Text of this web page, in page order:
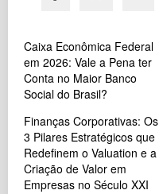
Caixa Econômica Federal
em 2026: Vale a Pena ter
Conta no Maior Banco
Social do Brasil?
Finanças Corporativas: Os
3 Pilares Estratégicos que
Redefinem o Valuation e a
Criação de Valor em
Empresas no Século XXI